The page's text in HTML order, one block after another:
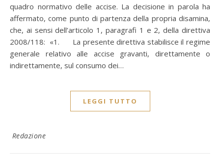
quadro normativo delle accise. La decisione in parola ha
affermato, come punto di partenza della propria disamina,
che, ai sensi dell’articolo 1, paragrafi 1 e 2, della direttiva
2008/118: «1. La presente direttiva stabilisce il regime
generale relativo alle accise gravanti, direttamente o
indirettamente, sul consumo dei…
LEGGI TUTTO
Redazione